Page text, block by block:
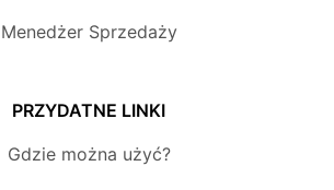
Menedżer Sprzedaży
PRZYDATNE LINKI
Gdzie można użyć?